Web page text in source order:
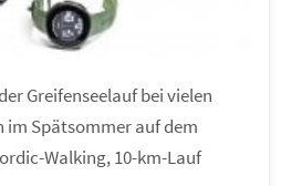
Greifenseelauf bei vielen
im Spätsommer auf dem
Walking, 10-km-Lauf